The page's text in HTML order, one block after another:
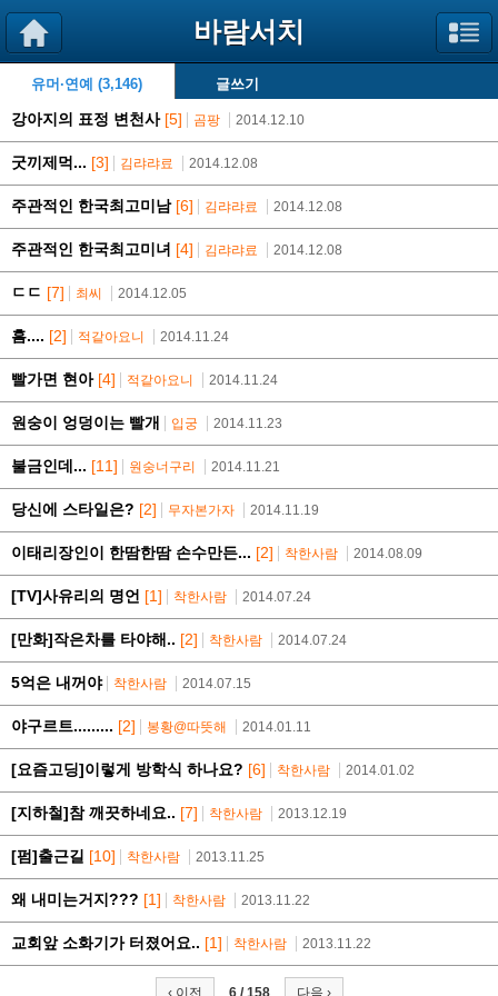
바람서치
유머·연예 (3,146) 글쓰기
강아지의 표정 변천사 [5] 곰팡 2014.12.10
굿끼제먹... [3] 김랴랴료 2014.12.08
주관적인 한국최고미남 [6] 김랴랴료 2014.12.08
주관적인 한국최고미녀 [4] 김랴랴료 2014.12.08
ㄷㄷ [7] 최씨 2014.12.05
흠.... [2] 적같아요니 2014.11.24
빨가면 현아 [4] 적같아요니 2014.11.24
원숭이 엉덩이는 빨개 입궁 2014.11.23
불금인데... [11] 원숭너구리 2014.11.21
당신에 스타일은? [2] 무자본가자 2014.11.19
이태리장인이 한땀한땀 손수만든... [2] 착한사람 2014.08.09
[TV]사유리의 명언 [1] 착한사람 2014.07.24
[만화]작은차를 타야해.. [2] 착한사람 2014.07.24
5억은 내꺼야 착한사람 2014.07.15
야구르트......... [2] 봉황@따뜻해 2014.01.11
[요즘고딩]이렇게 방학식 하나요? [6] 착한사람 2014.01.02
[지하철]참 깨끗하네요.. [7] 착한사람 2013.12.19
[펌]출근길 [10] 착한사람 2013.11.25
왜 내미는거지??? [1] 착한사람 2013.11.22
교회앞 소화기가 터졌어요.. [1] 착한사람 2013.11.22
‹ 이전 6 / 158 다음 ›